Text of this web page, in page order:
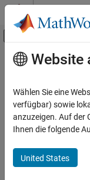
Weiter zum Inhalt
Ressource
Hauptinhalt
Website
Wählen Sie eine
verfügbar) sowie
anzuzeigen. Auf der
Ihnen die folgende
United States